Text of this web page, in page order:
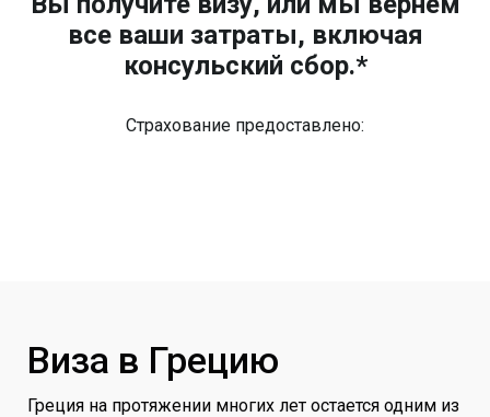
все ваши затраты, включая
консульский сбор.*
Страхование предоставлено:
Виза в Грецию
Греция на протяжении многих лет остается одним из